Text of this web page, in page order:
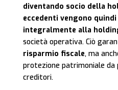
diventando socio della
eccedenti vengono
integralmente alla
società operativa. Ciò
risparmio fiscale, ma
protezione patrimoniale da
creditori.